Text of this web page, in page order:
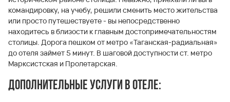
командировку, на учебу, решили сменить место жительства
или просто путешествуете - вы непосредственно
находитесь в близости к главным достопримечательностям
столицы. Дорога пешком от метро «Таганская-радиальная»
до отеля займет 5 минут. В шаговой доступности ст. метро
Марксистская и Пролетарская.
Дополнительные услуги в отеле: